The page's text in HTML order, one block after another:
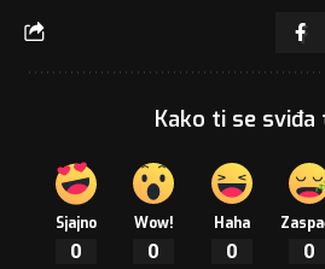
Kako ti se
Sjajno
0
Wow!
0
Haha
0 0